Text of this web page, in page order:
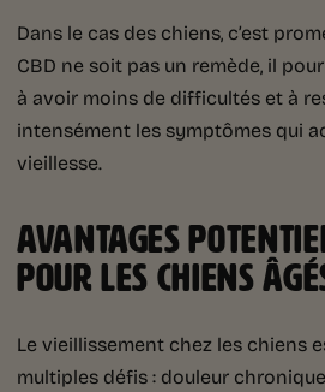
Dans le cas des chiens, c’est
CBD ne soit pas un remède, il
à avoir moins de difficultés et à
intensément les symptômes qui
vieillesse.
AVANTAGES
POUR LES CHIENS
Le vieillissement chez les chiens
multiples défis : douleur